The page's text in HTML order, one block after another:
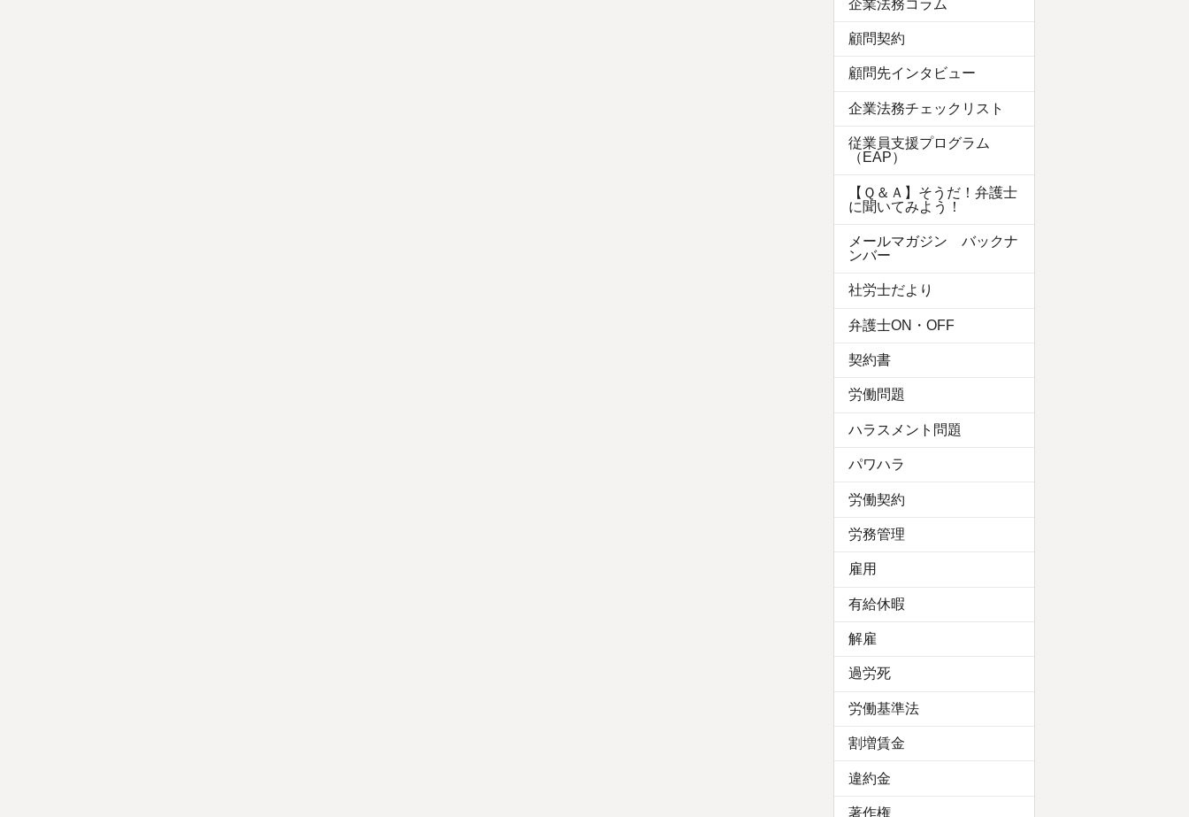
企業法務コラム
顧問契約
顧問先インタビュー
企業法務チェックリスト
従業員支援プログラム
（EAP）
【Ｑ＆Ａ】そうだ！弁護士
に聞いてみよう！
メールマガジン バックナ
ンバー
社労士だより
弁護士ON・OFF
契約書
労働問題
ハラスメント問題
パワハラ
労働契約
労務管理
雇用
有給休暇
解雇
過労死
労働基準法
割増賃金
違約金
著作権